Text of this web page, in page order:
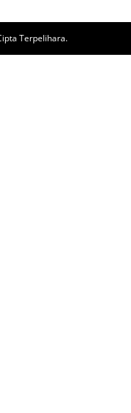
Terpelihara.